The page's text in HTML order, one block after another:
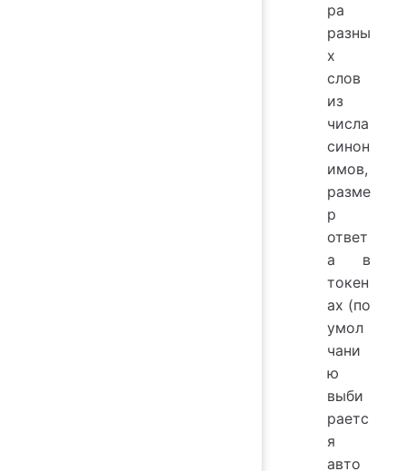
ра
разны
х
слов
из
числа
синон
имов,
разме
р
ответ
а в
токен
ах (по
умол
чани
ю
выби
раетс
я
авто